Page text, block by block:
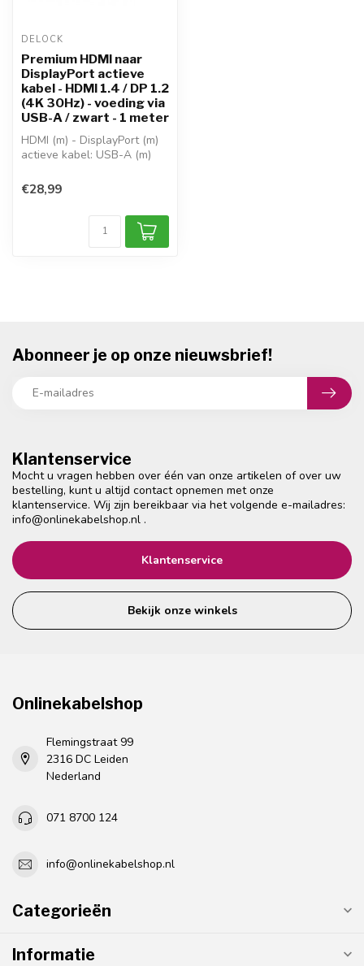
DELOCK
Premium HDMI naar
DisplayPort actieve
kabel - HDMI 1.4 / DP 1.2
(4K 30Hz) - voeding via
USB-A / zwart - 1 meter
HDMI (m) - DisplayPort (m)
actieve kabel: USB-A (m)
ric...
€28,99
Klantenservice
Mocht u vragen hebben over één van onze artikelen of over uw
bestelling, kunt u altijd contact opnemen met onze
klantenservice. Wij zijn bereikbaar via het volgende e-mailadres:
info@onlinekabelshop.nl .
Klantenservice
Bekijk onze winkels
Abonneer je op onze nieuwsbrief!
Onlinekabelshop
Flemingstraat 99
2316 DC Leiden
Nederland
071 8700 124
info@onlinekabelshop.nl
Categorieën
Informatie